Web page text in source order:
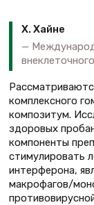
Х. Хайне
комплексного
композитум.
здоровых
компоненты
стимулировать
интерферона,
макрофагов/